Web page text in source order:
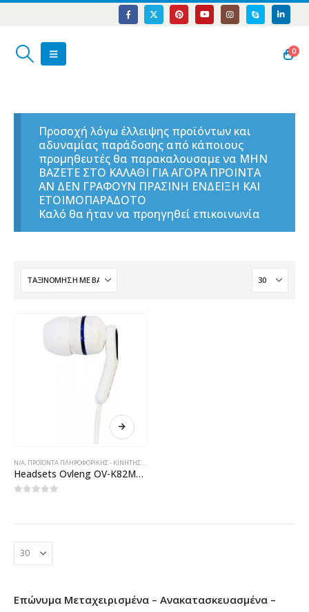
0
Προσοχή λόγω έλλειψης προϊόντων και
αδυναμίας παράδοσης από κάποιους
προμηθευτές θα παρακαλουσαμε να ΜΗΝ
ΒΑΖΕΤΕ ΣΤΟ ΚΑΛΑΘΙ ΓΙΑ ΑΓΟΡΑ ΠΡΟΙΝΤΑ
ΑΝ ΔΕΝ ΓΡΑΦΟΥΝ ΠΡΑΣΙΝΗ ΕΝΔΕΙΞΗ ΚΑΙ
ΕΤΟΙΜΟΠΑΡΑΔΟΤΟ
Καλό θα ήταν να προηγηθεί επικοινωνία
N/A ΠΡΟΪΌΝΤΑ ΠΛΗΡΟΦΟΡΙΚΉΣ - ΚΙΝΗΤΉΣ ΤΗΛΕΦΩΝΊΑΣ - ΗΛΕΚΤΡΟΝΙΚΆ
Headsets Ovleng OV-K82MP Mp3/4, audio, white – 20202
Επώνυμα Μεταχειρισμένα – Ανακατασκευασμένα –